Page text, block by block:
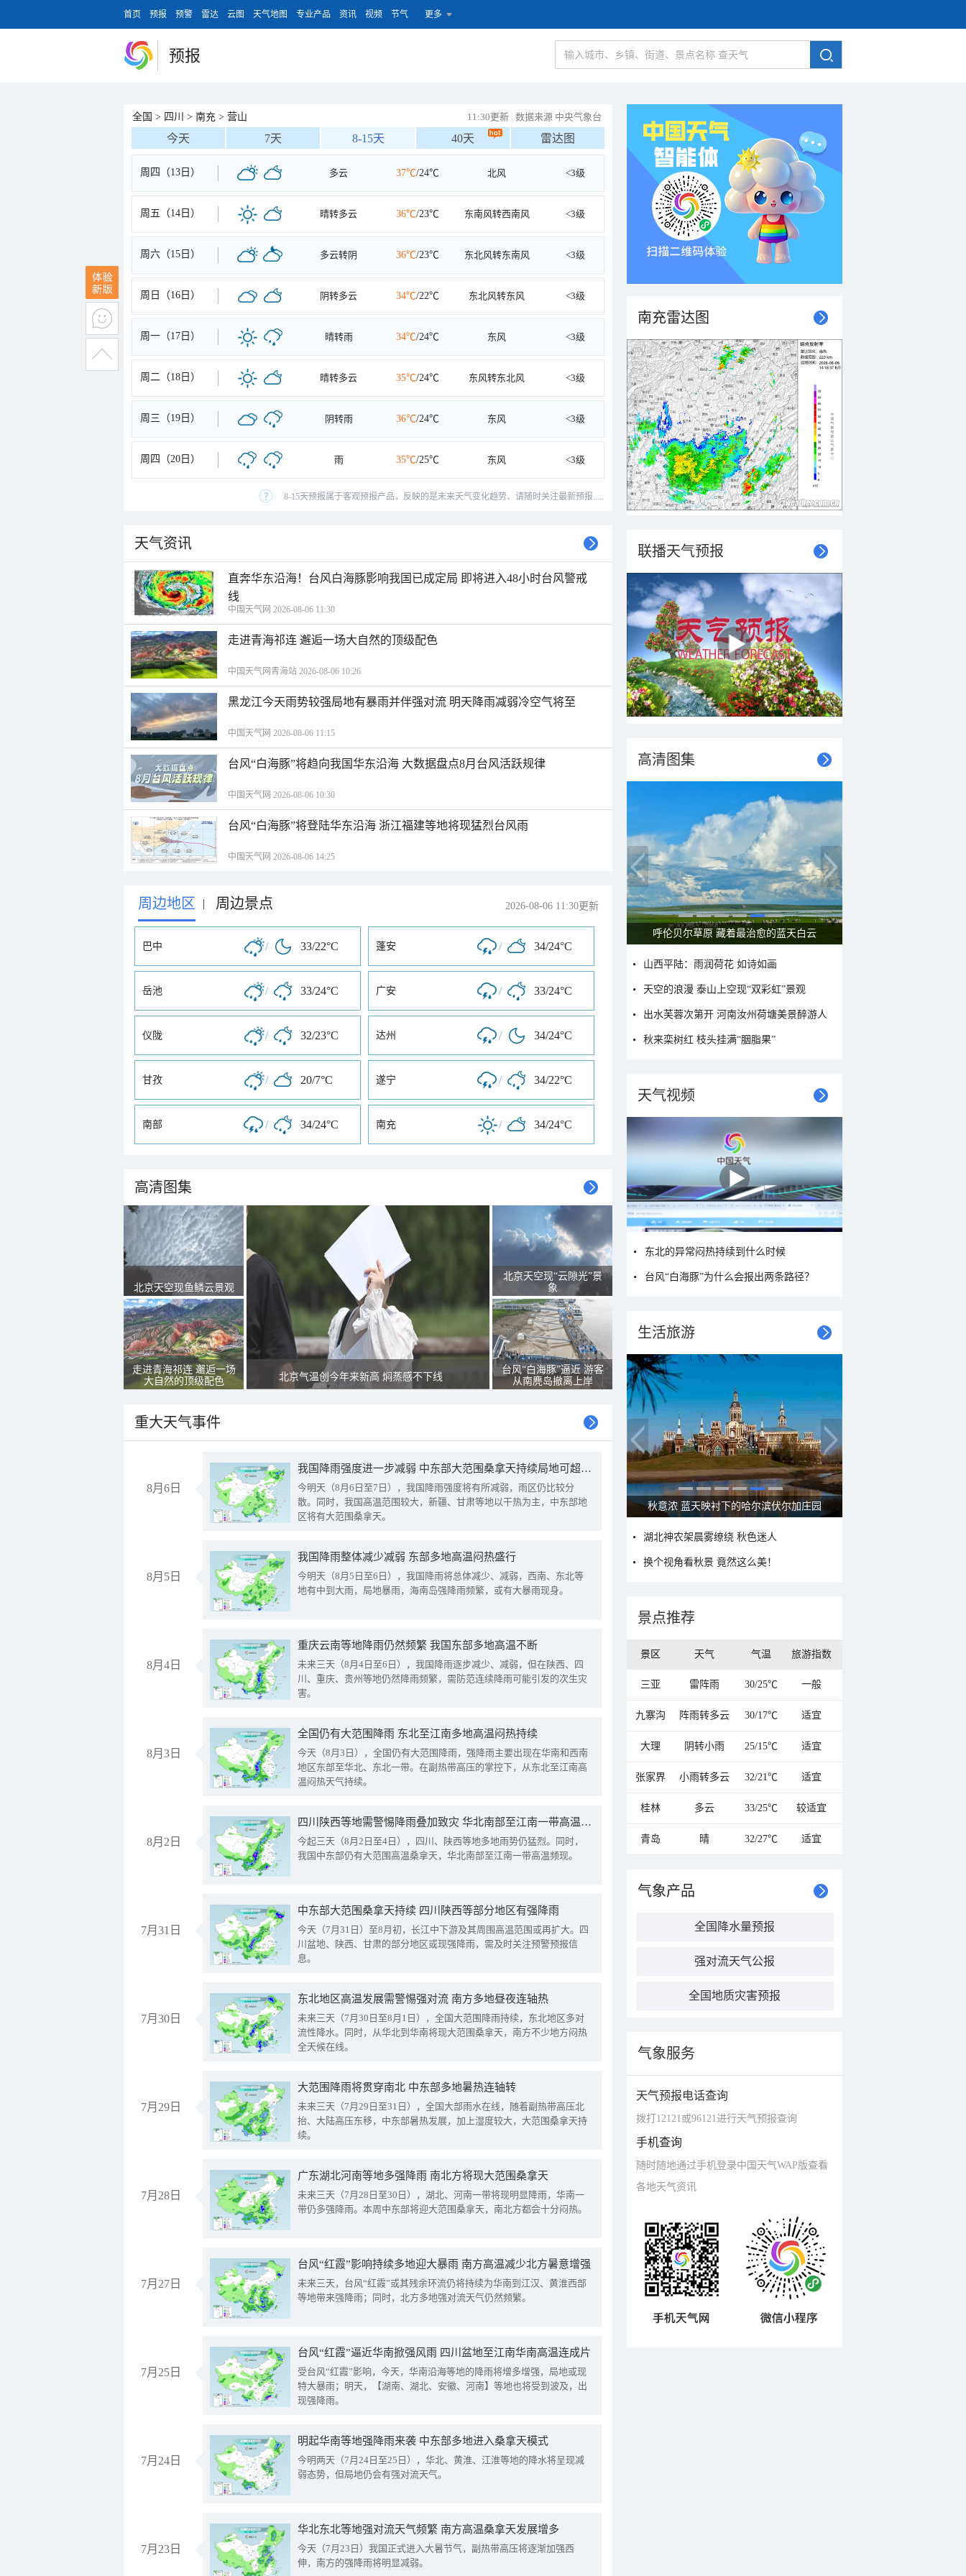
首页 预报 预警 雷达 云图 天气地图 专业产品 资讯 视频 节气 更多
预报
全国 > 四川 > 南充 > 营山 11:30更新 | 数据来源 中央气象台
今天 7天 8-15天 40天 雷达图
周四（13日） 多云 37℃/24℃ 北风 <3级
周五（14日） 晴转多云 36℃/23℃ 东南风转西南风 <3级
周六（15日） 多云转阴 36℃/23℃ 东北风转东南风 <3级
周日（16日） 阴转多云 34℃/22℃ 东北风转东风 <3级
周一（17日） 晴转雨 34℃/24℃ 东风 <3级
周二（18日） 晴转多云 35℃/24℃ 东风转东北风 <3级
周三（19日） 阴转雨 36℃/24℃ 东风 <3级
周四（20日） 雨 35℃/25℃ 东风 <3级
8-15天预报属于客观预报产品，反映的是未来天气变化趋势、请随时关注最新预报.....
天气资讯
直奔华东沿海！台风白海豚影响我国已成定局 即将进入48小时台风警戒
线
中国天气网 2026-08-06 11:30
走进青海祁连 邂逅一场大自然的顶级配色
中国天气网青海站 2026-08-06 10:26
黑龙江今天雨势较强局地有暴雨并伴强对流 明天降雨减弱冷空气将至
中国天气网 2026-08-06 11:15
台风“白海豚”将趋向我国华东沿海 大数据盘点8月台风活跃规律
中国天气网 2026-08-06 10:30
台风“白海豚”将登陆华东沿海 浙江福建等地将现猛烈台风雨
中国天气网 2026-08-06 14:25
周边地区 | 周边景点 2026-08-06 11:30更新
巴中 / 33/22°C 蓬安 / 34/24°C
岳池 / 33/24°C 广安 / 33/24°C
仪陇 / 32/23°C 达州 / 34/24°C
甘孜 / 20/7°C 遂宁 / 34/22°C
南部 / 34/24°C 南充 / 34/24°C
高清图集
北京天空现鱼鳞云景观
走进青海祁连 邂逅一场
大自然的顶级配色
北京气温创今年来新高 焖蒸感不下线
北京天空现“云隙光”景
象
台风“白海豚”逼近 游客
从南麂岛撤离上岸
重大天气事件
8月6日
我国降雨强度进一步减弱 中东部大范围桑拿天持续局地可超38℃
今明天（8月6日至7日），我国降雨强度将有所减弱，雨区仍比较分
散。同时，我国高温范围较大，新疆、甘肃等地以干热为主，中东部地
区将有大范围桑拿天。
8月5日
我国降雨整体减少减弱 东部多地高温闷热盛行
今明天（8月5日至6日），我国降雨将总体减少、减弱，西南、东北等
地有中到大雨，局地暴雨，海南岛强降雨频繁，或有大暴雨现身。
8月4日
重庆云南等地降雨仍然频繁 我国东部多地高温不断
未来三天（8月4日至6日），我国降雨逐步减少、减弱，但在陕西、四
川、重庆、贵州等地仍然降雨频繁，需防范连续降雨可能引发的次生灾
害。
8月3日
全国仍有大范围降雨 东北至江南多地高温闷热持续
今天（8月3日），全国仍有大范围降雨，强降雨主要出现在华南和西南
地区东部至华北、东北一带。在副热带高压的掌控下，从东北至江南高
温闷热天气持续。
8月2日
四川陕西等地需警惕降雨叠加致灾 华北南部至江南一带高温频现
今起三天（8月2日至4日），四川、陕西等地多地雨势仍猛烈。同时，
我国中东部仍有大范围高温桑拿天，华北南部至江南一带高温频现。
7月31日
中东部大范围桑拿天持续 四川陕西等部分地区有强降雨
今天（7月31日）至8月初，长江中下游及其周围高温范围或再扩大。四
川盆地、陕西、甘肃的部分地区或现强降雨，需及时关注预警预报信
息。
7月30日
东北地区高温发展需警惕强对流 南方多地昼夜连轴热
未来三天（7月30日至8月1日），全国大范围降雨持续，东北地区多对
流性降水。同时，从华北到华南将现大范围桑拿天，南方不少地方闷热
全天候在线。
7月29日
大范围降雨将贯穿南北 中东部多地暑热连轴转
未来三天（7月29日至31日），全国大部雨水在线，随着副热带高压北
抬、大陆高压东移，中东部暑热发展，加上湿度较大，大范围桑拿天持
续。
7月28日
广东湖北河南等地多强降雨 南北方将现大范围桑拿天
未来三天（7月28日至30日），湖北、河南一带将现明显降雨，华南一
带仍多强降雨。本周中东部将迎大范围桑拿天，南北方都会十分闷热。
7月27日
台风“红霞”影响持续多地迎大暴雨 南方高温减少北方暑意增强
未来三天，台风“红霞”或其残余环流仍将持续为华南到江汉、黄淮西部
等地带来强降雨；同时，北方多地强对流天气仍然频繁。
7月25日
台风“红霞”逼近华南掀强风雨 四川盆地至江南华南高温连成片
受台风“红霞”影响，今天，华南沿海等地的降雨将增多增强，局地或现
特大暴雨；明天，【湖南、湖北、安徽、河南】等地也将受到波及，出
现强降雨。
7月24日
明起华南等地强降雨来袭 中东部多地进入桑拿天模式
今明两天（7月24日至25日），华北、黄淮、江淮等地的降水将呈现减
弱态势，但局地仍会有强对流天气。
7月23日
华北东北等地强对流天气频繁 南方高温桑拿天发展增多
今天（7月23日）我国正式进入大暑节气，副热带高压将逐渐加强西
伸，南方的强降雨将明显减弱。
南充雷达图
联播天气预报
高清图集
呼伦贝尔草原 藏着最治愈的蓝天白云
山西平陆：雨润荷花 如诗如画
天空的浪漫 泰山上空现“双彩虹”景观
出水芙蓉次第开 河南汝州荷塘美景醉游人
秋来栾树红 枝头挂满“胭脂果”
天气视频
东北的异常闷热持续到什么时候
台风“白海豚”为什么会报出两条路径？
生活旅游
秋意浓 蓝天映衬下的哈尔滨伏尔加庄园
湖北神农架晨雾缭绕 秋色迷人
换个视角看秋景 竟然这么美！
景点推荐
景区 天气 气温 旅游指数
三亚 雷阵雨 30/25℃ 一般
九寨沟 阵雨转多云 30/17℃ 适宜
大理 阴转小雨 25/15℃ 适宜
张家界 小雨转多云 32/21℃ 适宜
桂林 多云 33/25℃ 较适宜
青岛 晴 32/27℃ 适宜
气象产品
全国降水量预报
强对流天气公报
全国地质灾害预报
气象服务
天气预报电话查询
拨打12121或96121进行天气预报查询
手机查询
随时随地通过手机登录中国天气WAP版查看
各地天气资讯